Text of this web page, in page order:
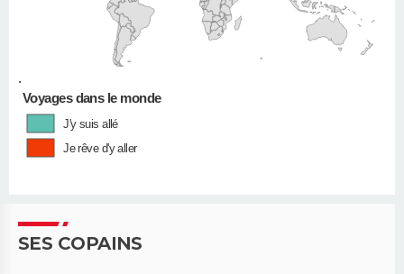
•
Voyages dans le monde
J'y suis allé
Je rêve d'y aller
SES COPAINS